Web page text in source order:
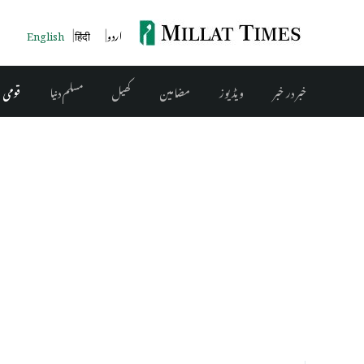
English हिंदी اردو
مسلم دنیا کھیل مضامین ویڈیوز خبر در خبر